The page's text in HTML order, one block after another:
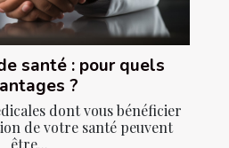
santé : pour quels
?
dont vous bénéficier
de votre santé peuvent
être...